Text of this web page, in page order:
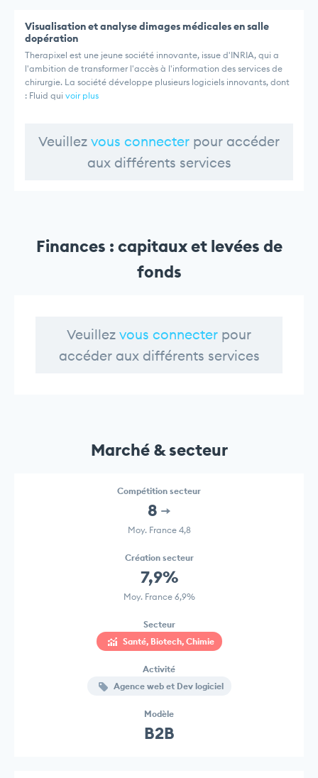
Visualisation et analyse dimages médicales en salle
dopération
Therapixel est une jeune société innovante, issue d'INRIA, qui a
l'ambition de transformer l'accès à l'information des services de
chirurgie. La société développe plusieurs logiciels innovants, dont
: Fluid qui voir plus
Veuillez vous connecter pour accéder
aux différents services
Finances : capitaux et levées de
fonds
Veuillez vous connecter pour
accéder aux différents services
Marché & secteur
Compétition secteur
8
Moy. France 4,8
Création secteur
7,9%
Moy. France 6,9%
Secteur
Santé, Biotech, Chimie
Activité
Agence web et Dev logiciel
Modèle
B2B